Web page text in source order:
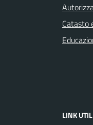
Catasto
LINK